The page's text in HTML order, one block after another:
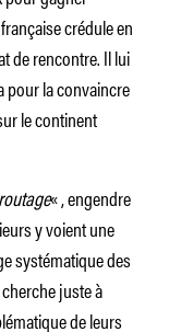
crédule en
de rencontre. Il lui
pour la convaincre
le continent
« , engendre
y voient une
systématique des
juste à
de leurs